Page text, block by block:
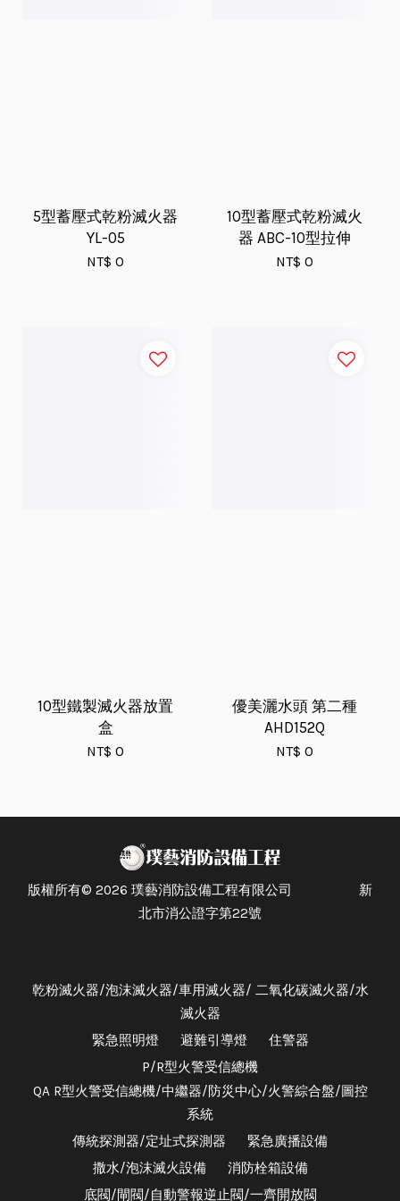
5型蓄壓式乾粉滅火器
YL-05
NT$ 0
10型蓄壓式乾粉滅火
器 ABC-10型拉伸
NT$ 0
10型鐵製滅火器放置
盒
NT$ 0
優美灑水頭 第二種
AHD152Q
NT$ 0
版權所有© 2026 璞藝消防設備工程有限公司 新
北市消公證字第22號
乾粉滅火器/泡沫滅火器/車用滅火器/ 二氧化碳滅火器/水
滅火器
緊急照明燈
避難引導燈
住警器
P/R型火警受信總機
QA R型火警受信總機/中繼器/防災中心/火警綜合盤/圖控
系統
傳統探測器/定址式探測器
緊急廣播設備
撒水/泡沫滅火設備
消防栓箱設備
底閥/閘閥/自動警報逆止閥/一齊開放閥